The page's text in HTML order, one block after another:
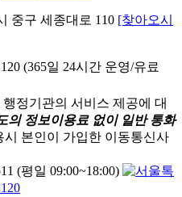
중구 세종대로 110 [찾아오시
(365일 24시간 운영/유료
행정기관의 서비스 제공에 대
의 정보이용료 없이 일반 통화
시 본인이 가입한 이동통신사
(평일 09:00~18:00)